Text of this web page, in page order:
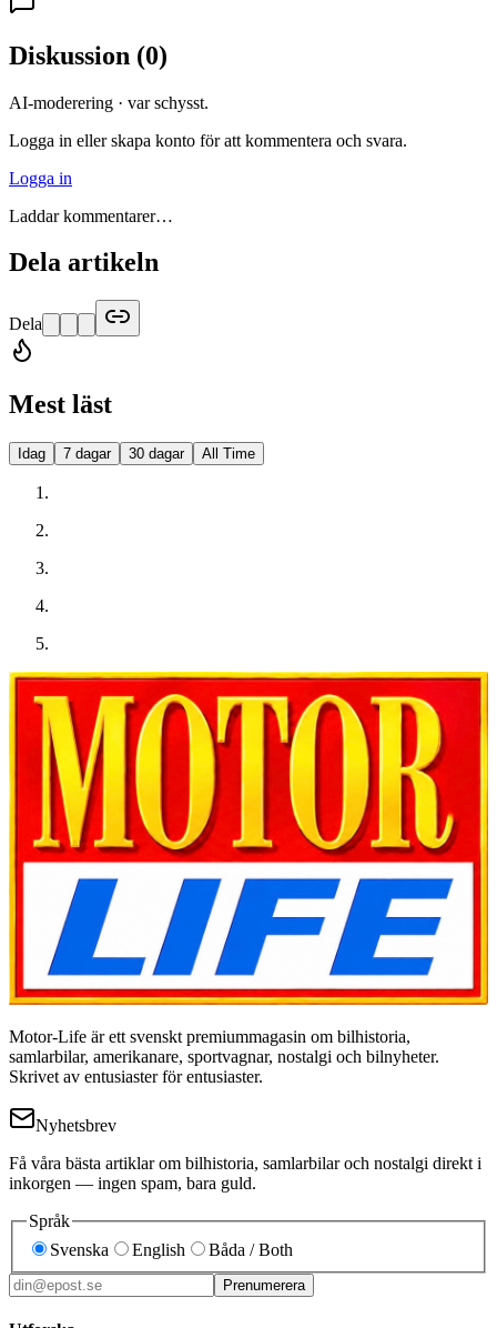
Diskussion (0)
AI-moderering · var schysst.
Logga in eller skapa konto för att kommentera och svara.
Logga in
Laddar kommentarer…
Dela artikeln
Dela
Mest läst
Idag 7 dagar 30 dagar All Time
Motor-Life är ett svenskt premiummagasin om bilhistoria,
samlarbilar, amerikanare, sportvagnar, nostalgi och bilnyheter.
Skrivet av entusiaster för entusiaster.
Nyhetsbrev
Få våra bästa artiklar om bilhistoria, samlarbilar och nostalgi direkt i
inkorgen — ingen spam, bara guld.
Språk
Svenska
English Båda / Both
Prenumerera